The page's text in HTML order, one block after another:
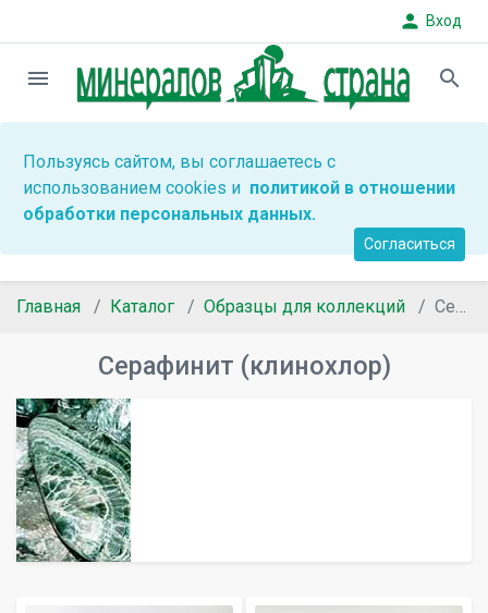
person Вход
menu search
Пользуясь сайтом, вы соглашаетесь с
использованием cookies и политикой в отношении
обработки персональных данных.
Согласиться
Главная Каталог Образцы для коллекций Серафинит (клинохлор)
Серафинит (клинохлор)